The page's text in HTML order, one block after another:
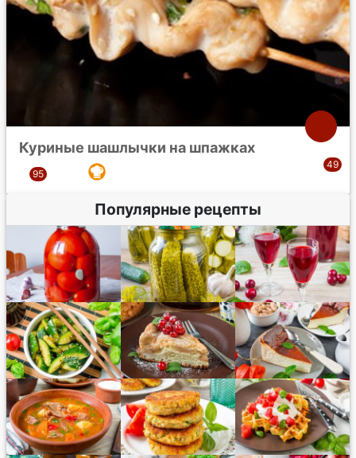
Куриные шашлычки на шпажках
Популярные рецепты